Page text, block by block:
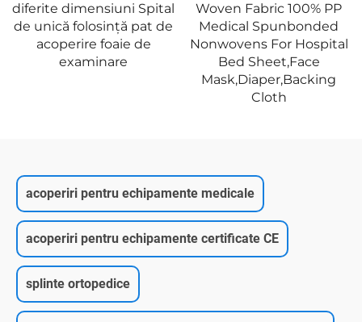
Woven Fabric 100% PP
Medical Spunbonded
Nonwovens For Hospital
Bed Sheet,Face
75g(45gPP+30gPE)1
acoperiri pentru echipamente medicale
acoperiri pentru echipamente certificate CE
splinte ortopedice